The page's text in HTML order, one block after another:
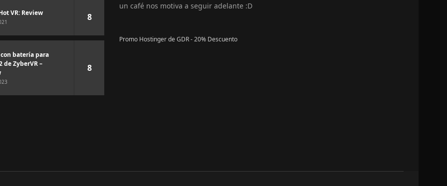
VR: Review 8
batería para
de ZyberVR –
8
un café nos motiva a seguir adelante :D
Promo Hostinger de GDR - 20% Descuento